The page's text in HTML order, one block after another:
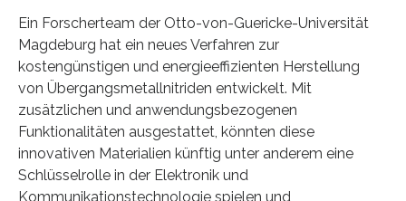
Ein Forscherteam der Otto-von-Guericke-Universität
Magdeburg hat ein neues Verfahren zur
kostengünstigen und energieeffizienten Herstellung
von Übergangsmetallnitriden entwickelt. Mit
zusätzlichen und anwendungsbezogenen
Funktionalitäten ausgestattet, könnten diese
innovativen Materialien künftig unter anderem eine
Schlüsselrolle in der Elektronik und
Kommunikationstechnologie spielen und